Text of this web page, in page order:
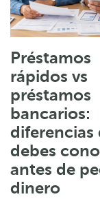
Préstamos
rápidos vs
préstamos
bancarios:
diferencias
debes
antes de
dinero